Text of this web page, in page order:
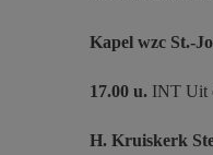
Kapel wzc St.-
17.00 u. INT Uit
H. Kruiskerk